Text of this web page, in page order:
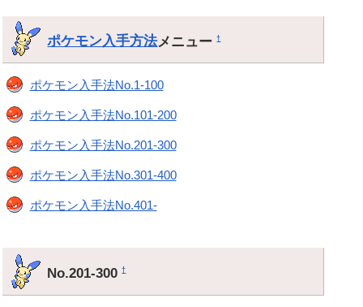
ポケモン入手方法メニュー†
ポケモン入手法No.1-100
ポケモン入手法No.101-200
ポケモン入手法No.201-300
ポケモン入手法No.301-400
ポケモン入手法No.401-
No.201-300†